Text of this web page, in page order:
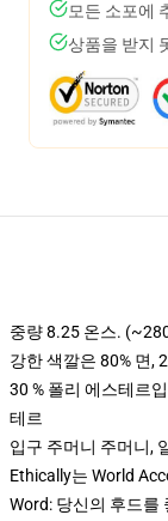
모든 소포에
상품을 받지
중량 8.25 온스.
강한 색깔은 80% 면,
30 % 폴리 에스테르
테르
입구 주머니 주머니,
Ethically는 World
Word: 당신의 후드를